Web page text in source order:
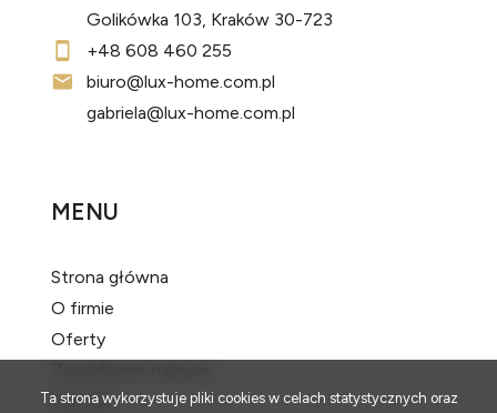
Golikówka 103, Kraków 30-723
+48 608 460 255
biuro@lux-home.com.pl
gabriela@lux-home.com.pl
MENU
Strona główna
O firmie
Oferty
Kontakt
Ta strona wykorzystuje pliki cookies w celach statystycznych oraz